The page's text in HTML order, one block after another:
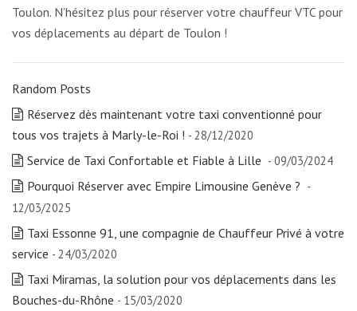
Toulon. N’hésitez plus pour réserver votre chauffeur VTC pour
vos déplacements au départ de Toulon !
Random Posts
Réservez dès maintenant votre taxi conventionné pour
tous vos trajets à Marly-le-Roi ! - 28/12/2020
Service de Taxi Confortable et Fiable à Lille - 09/03/2024
Pourquoi Réserver avec Empire Limousine Genève ? -
12/03/2025
Taxi Essonne 91, une compagnie de Chauffeur Privé à votre
service - 24/03/2020
Taxi Miramas, la solution pour vos déplacements dans les
Bouches-du-Rhône - 15/03/2020